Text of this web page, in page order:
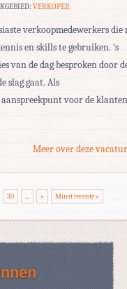
VERKOPER
verkoopmedewerkers die
en skills te gebruiken. ‘s
van de dag besproken door
slag gaat. Als
voor de
Meer over deze
30 ... » Minst recente »